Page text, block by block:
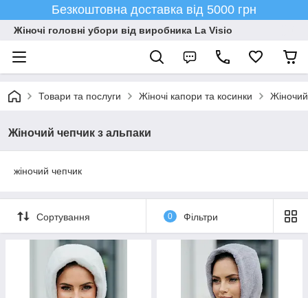
Безкоштовна доставка від 5000 грн
Жіночі головні убори від виробника La Visio
Товари та послуги Жіночі капори та косинки
Жіночий чепчик з альпаки
жіночий чепчик
Сортування 0 Фільтри